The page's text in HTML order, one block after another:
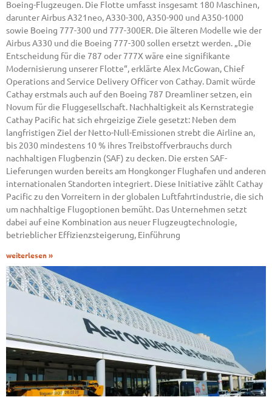
Boeing-Flugzeugen. Die Flotte umfasst insgesamt 180 Maschinen,
darunter Airbus A321neo, A330-300, A350-900 und A350-1000
sowie Boeing 777-300 und 777-300ER. Die älteren Modelle wie der
Airbus A330 und die Boeing 777-300 sollen ersetzt werden. „Die
Entscheidung für die 787 oder 777X wäre eine signifikante
Modernisierung unserer Flotte“, erklärte Alex McGowan, Chief
Operations and Service Delivery Officer von Cathay. Damit würde
Cathay erstmals auch auf den Boeing 787 Dreamliner setzen, ein
Novum für die Fluggesellschaft. Nachhaltigkeit als Kernstrategie
Cathay Pacific hat sich ehrgeizige Ziele gesetzt: Neben dem
langfristigen Ziel der Netto-Null-Emissionen strebt die Airline an,
bis 2030 mindestens 10 % ihres Treibstoffverbrauchs durch
nachhaltigen Flugbenzin (SAF) zu decken. Die ersten SAF-
Lieferungen wurden bereits am Hongkonger Flughafen und anderen
internationalen Standorten integriert. Diese Initiative zählt Cathay
Pacific zu den Vorreitern in der globalen Luftfahrtindustrie, die sich
um nachhaltige Flugoptionen bemüht. Das Unternehmen setzt
dabei auf eine Kombination aus neuer Flugzeugtechnologie,
betrieblicher Effizienzsteigerung, Einführung
weiterlesen »